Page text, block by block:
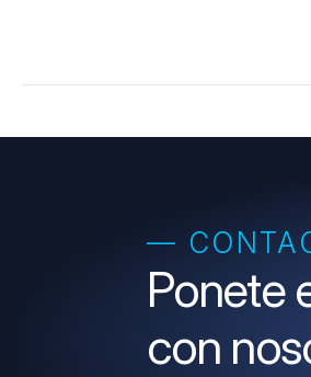
—
Ponete
con